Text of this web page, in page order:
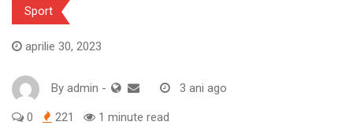
Sport
aprilie 30, 2023
By admin - 3 ani ago
0 221 1 minute read